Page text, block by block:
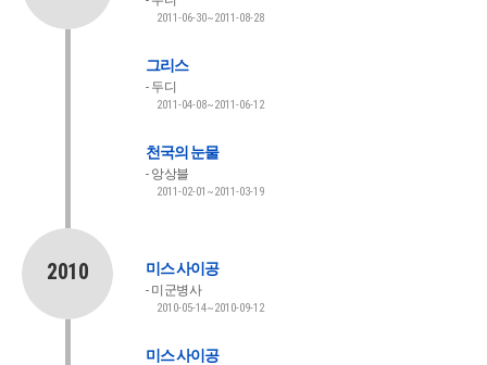
2011-06-30~2011-08-28
그리스
두디
2011-04-08~2011-06-12
천국의 눈물
앙상블
2011-02-01~2011-03-19
2010 미스 사이공
미군병사
2010-05-14~2010-09-12
미스 사이공